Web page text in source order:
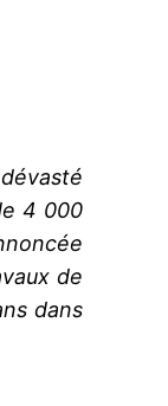
4 000
de
dans